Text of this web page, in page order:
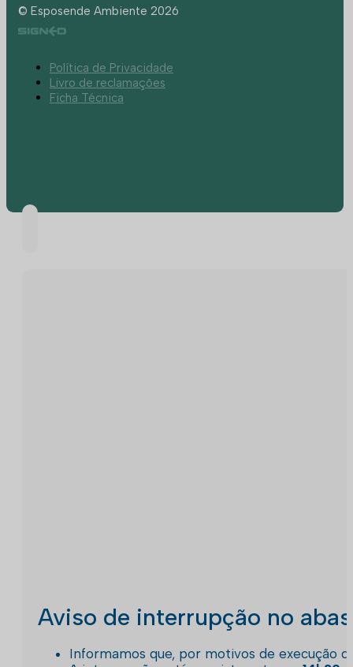
© Esposende Ambiente 2026
Política de Privacidade
Livro de reclamações
Ficha Técnica
Aviso de interrupção no
Informamos que, por motivos de execução